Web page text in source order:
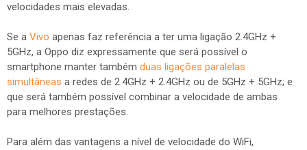
velocidades mais elevadas.
Se a Vivo apenas faz referência a ter uma ligação 2.4GHz +
5GHz, a Oppo diz expressamente que será possível o
smartphone manter também duas ligações paralelas
simultâneas a redes de 2.4GHz + 2.4GHz ou de 5GHz + 5GHz; e
que será também possível combinar a velocidade de ambas
para melhores prestações.
Para além das vantagens a nível de velocidade do WiFi,